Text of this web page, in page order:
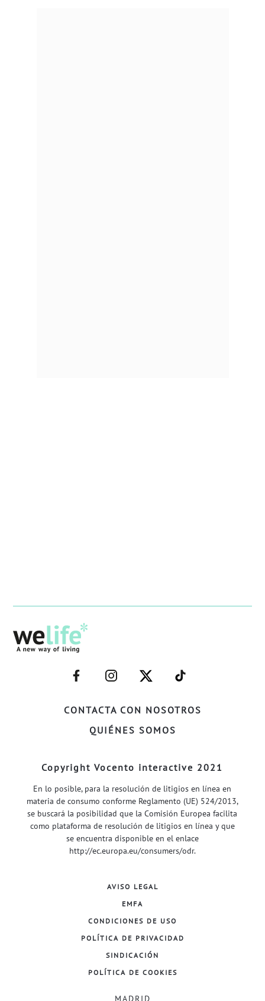
CONTACTA CON NOSOTROS
QUIÉNES SOMOS
–
FACEBOOK–
–
INSTAGRAM–
–
TWITTER–
–
WELIFE–
Copyright Vocento interactive 2021
En lo posible, para la resolución de litigios en línea en
materia de consumo conforme Reglamento (UE) 524/2013,
se buscará la posibilidad que la Comisión Europea facilita
como plataforma de resolución de litigios en línea y que
se encuentra disponible en el enlace
http://ec.europa.eu/consumers/odr.
AVISO LEGAL
EMFA
CONDICIONES DE USO
POLÍTICA DE PRIVACIDAD
SINDICACIÓN
POLÍTICA DE COOKIES
MADRID